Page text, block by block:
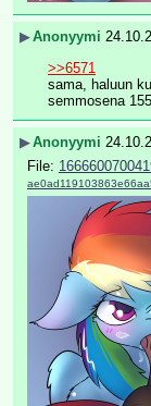
▶Anonyymi
>>6571
sama, haluun
semmosena
▶Anonyymi
File: